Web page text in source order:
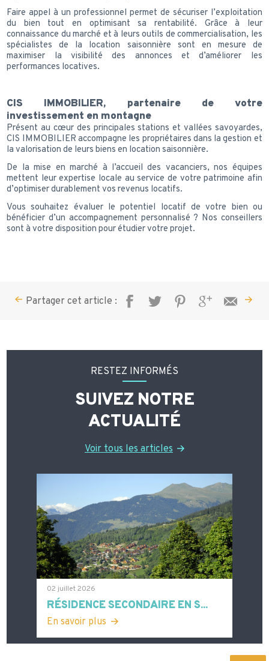
Faire appel à un professionnel permet de sécuriser l’exploitation
du bien tout en optimisant sa rentabilité. Grâce à leur
connaissance du marché et à leurs outils de commercialisation, les
spécialistes de la location saisonnière sont en mesure de
maximiser la visibilité des annonces et d’améliorer les
performances locatives.
CIS IMMOBILIER, partenaire de votre
investissement en montagne
Présent au cœur des principales stations et vallées savoyardes,
CIS IMMOBILIER accompagne les propriétaires dans la gestion et
la valorisation de leurs biens en location saisonnière.
De la mise en marché à l’accueil des vacanciers, nos équipes
mettent leur expertise locale au service de votre patrimoine afin
d’optimiser durablement vos revenus locatifs.
Vous souhaitez évaluer le potentiel locatif de votre bien ou
bénéficier d’un accompagnement personnalisé ? Nos conseillers
sont à votre disposition pour étudier votre projet.
Partager cet article :
RESTEZ INFORMÉS
SUIVEZ NOTRE
ACTUALITÉ
Voir tous les articles
02 juillet 2026
RÉSIDENCE SECONDAIRE EN S...
En savoir plus